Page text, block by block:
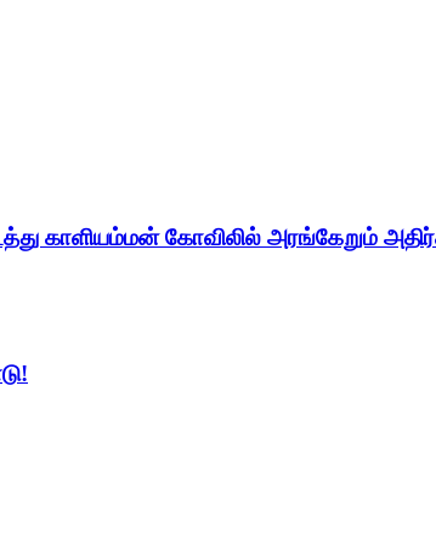
காளியம்மன் கோவிலில் அரங்கேறும்